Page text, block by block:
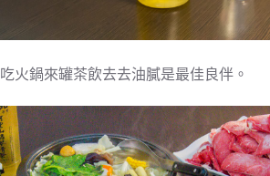
吃火鍋來罐茶飲去去油膩是最佳良伴。